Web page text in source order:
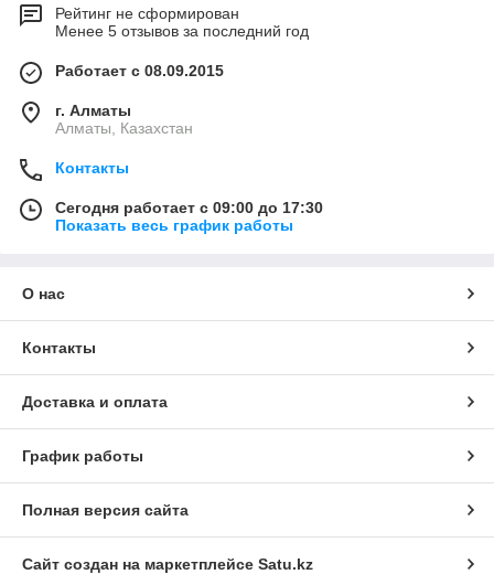
Рейтинг не сформирован
Менее 5 отзывов за последний год
Работает с 08.09.2015
г. Алматы
Алматы, Казахстан
Контакты
Сегодня работает с 09:00 до 17:30
Показать весь график работы
О нас
Контакты
Доставка и оплата
График работы
Полная версия сайта
Сайт создан на маркетплейсе Satu.kz